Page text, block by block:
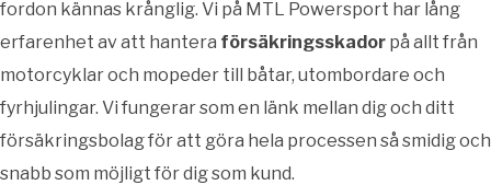
fordon kännas krånglig. Vi på MTL Powersport har lång
erfarenhet av att hantera försäkringsskador på allt från
motorcyklar och mopeder till båtar, utombordare och
fyrhjulingar. Vi fungerar som en länk mellan dig och ditt
försäkringsbolag för att göra hela processen så smidig och
snabb som möjligt för dig som kund.